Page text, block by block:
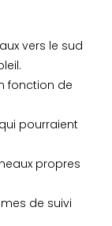
vers le sud
fonction de
pourraient
propres
de suivi